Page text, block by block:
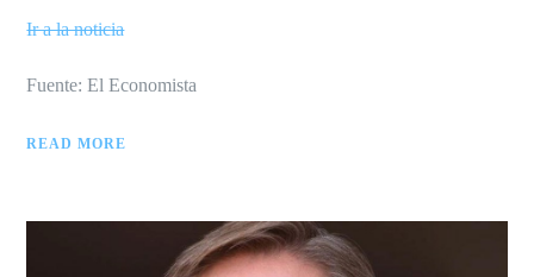
Ir a la noticia
Fuente: El Economista
READ MORE